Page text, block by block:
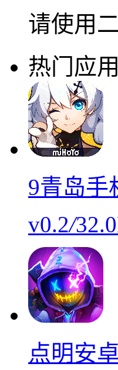
请使用
热门应用
9青岛手
v0.2/
点明安